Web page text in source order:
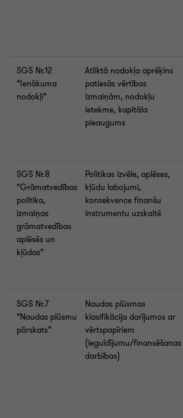
SGS Nr.12
“Ienākuma
nodokļi”
Atliktā nodokļa aprēķins
patiesās vērtības
izmaiņām, nodokļu
ietekme, kapitāla
pieaugums
SGS Nr.8
“Grāmatvedības
politika,
izmaiņas
grāmatvedības
aplēsēs un
kļūdas”
Politikas izvēle, aplēses,
kļūdu labojumi,
konsekvence finanšu
instrumentu uzskaitē
SGS Nr.7
“Naudas plūsmu
pārskats”
Naudas plūsmas
klasifikācija darījumos ar
vērtspapīriem
(ieguldījumu/finansēšanas
darbības)